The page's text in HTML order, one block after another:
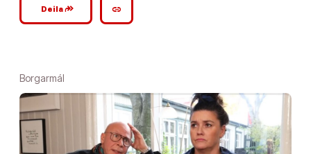
Deilagoogle_plus_reshare link
Borgarmál